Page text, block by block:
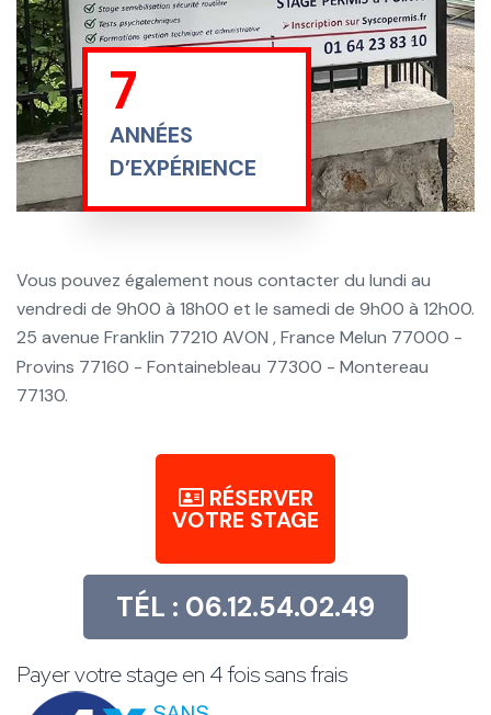
23
ANNÉES
D’EXPÉRIENCE
Vous pouvez également nous contacter du lundi au
vendredi de 9h00 à 18h00 et le samedi de 9h00 à 12h00.
25 avenue Franklin 77210 AVON , France Melun 77000 -
Provins 77160 - Fontainebleau 77300 - Montereau
77130.
RÉSERVER
VOTRE STAGE
TÉL : 06.12.54.02.49
Payer votre stage en 4 fois sans frais